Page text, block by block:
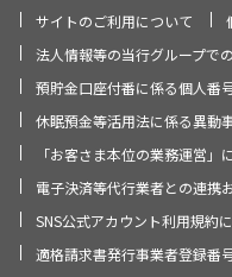
サイトのご利用について
法人情報等の当行グループで
預貯金口座付番に係る個人番
休眠預金等活用法に係る異動
「お客さま本位の業務運営」
電子決済等代行業者との連携
SNS公式アカウント利用規約
適格請求書発行事業者登録番